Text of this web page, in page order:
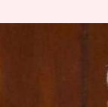
बिहार:
जान से
लाख